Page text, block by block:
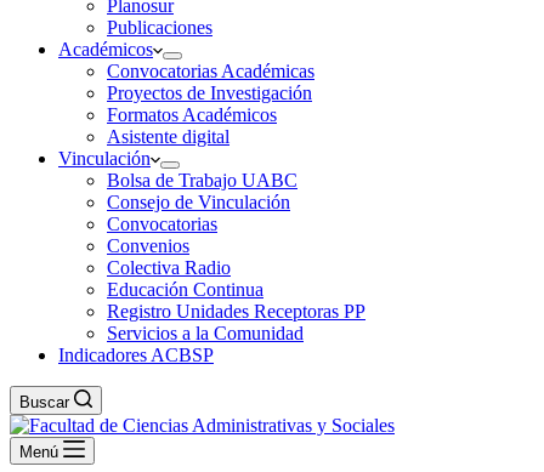
Planosur
Publicaciones
Académicos
Convocatorias Académicas
Proyectos de Investigación
Formatos Académicos
Asistente digital
Vinculación
Bolsa de Trabajo UABC
Consejo de Vinculación
Convocatorias
Convenios
Colectiva Radio
Educación Continua
Registro Unidades Receptoras PP
Servicios a la Comunidad
Indicadores ACBSP
Buscar
Menú